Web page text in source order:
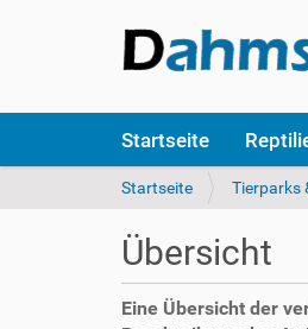
k
Startseite
S
e
s
i
n
Startseite Tierparks
Übersicht
Eine Übersicht der